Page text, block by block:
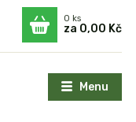
Menu
0ks
za 0,00 Kč